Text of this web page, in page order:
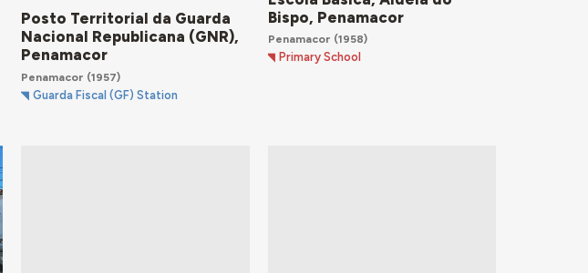
Posto Territorial da Guarda
Nacional Republicana (GNR),
Penamacor
Penamacor (1957)
Guarda Fiscal (GF) Station
Bispo, Penamacor
Penamacor (1958)
Primary School